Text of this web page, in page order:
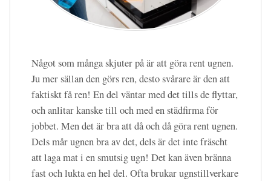
Något som många skjuter på är att göra rent ugnen.
Ju mer sällan den görs ren, desto svårare är den att
faktiskt få ren! En del väntar med det tills de flyttar,
och anlitar kanske till och med en städfirma för
jobbet. Men det är bra att då och då göra rent ugnen.
Dels mår ugnen bra av det, dels är det inte fräscht
att laga mat i en smutsig ugn! Det kan även bränna
fast och lukta en hel del. Ofta brukar ugnstillverkare